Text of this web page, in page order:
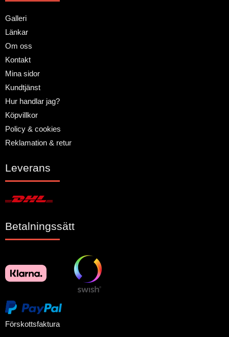
Galleri
Länkar
Om oss
Kontakt
Mina sidor
Kundtjänst
Hur handlar jag?
Köpvillkor
Policy & cookies
Reklamation & retur
Leverans
Betalningssätt
Förskottsfaktura